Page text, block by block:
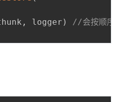
, logger )
//会按顺序